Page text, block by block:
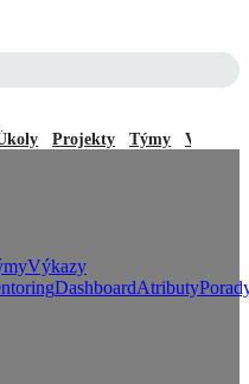
Projekty Týmy Výkazy
Výkazy
DashboardAtributy